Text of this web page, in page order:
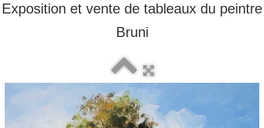
0
Galeries
Vente
Exposition et vente de tableaux du peintre
Bruni